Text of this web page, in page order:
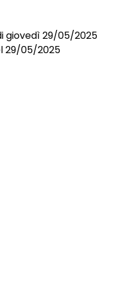
giovedì 29/05/2025
29/05/2025